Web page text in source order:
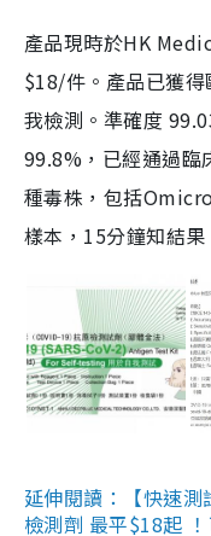
產品現時於HK
$18/件。產品已獲得
我檢測。準確度
99.8%，已經通過臨
種毒株，包括
樣本，15分鐘知結果
延伸閱讀：【快速
檢測劑 最平$18起